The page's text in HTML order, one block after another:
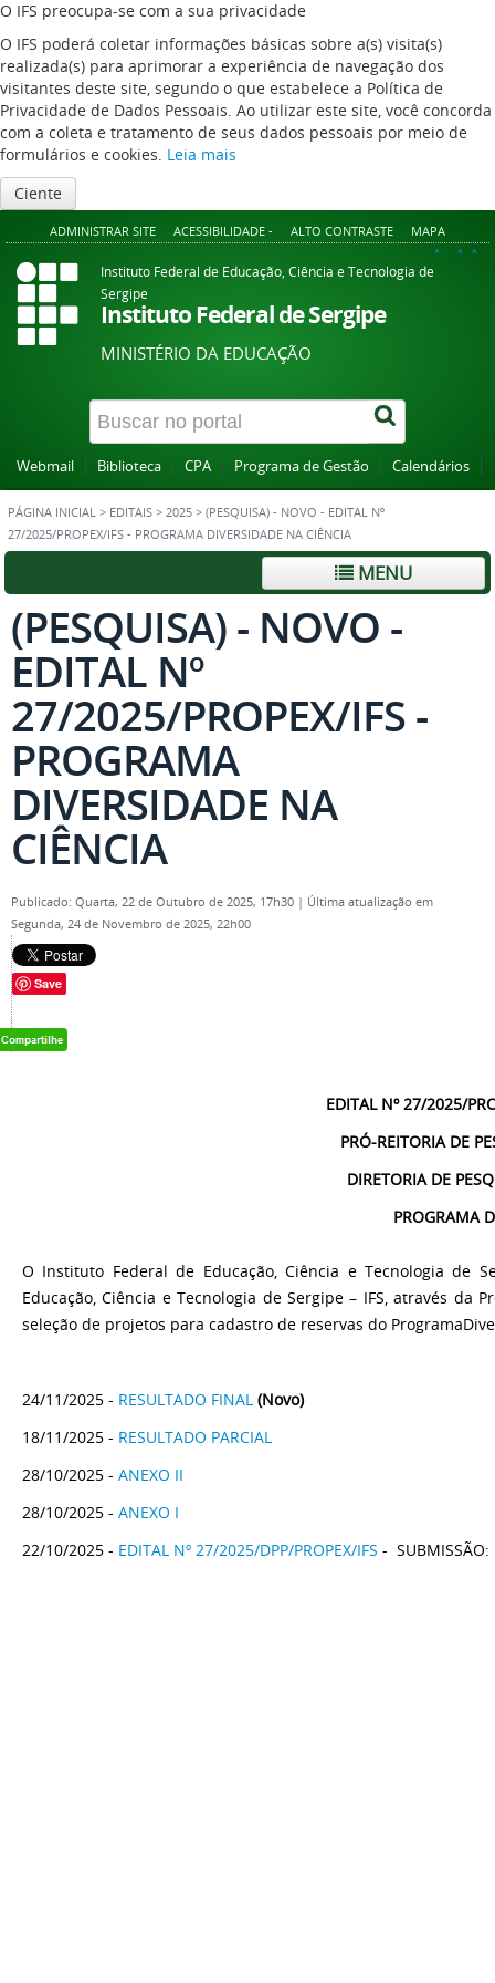
O IFS preocupa-se com a sua privacidade
O IFS poderá coletar informações básicas sobre a(s) visita(s)
realizada(s) para aprimorar a experiência de navegação dos
visitantes deste site, segundo o que estabelece a Política de
Privacidade de Dados Pessoais. Ao utilizar este site, você concorda
com a coleta e tratamento de seus dados pessoais por meio de
formulários e cookies. Leia mais
Ciente
ADMINISTRAR SITE ACESSIBILIDADE - ALTO CONTRASTE MAPA
A+ A A-
Instituto Federal de Educação, Ciência e Tecnologia de
Sergipe
Instituto Federal de Sergipe
MINISTÉRIO DA EDUCAÇÃO
Webmail Biblioteca CPA Programa de Gestão Calendários
PÁGINA INICIAL > EDITAIS > 2025 > (PESQUISA) - NOVO - EDITAL Nº
27/2025/PROPEX/IFS - PROGRAMA DIVERSIDADE NA CIÊNCIA
MENU
(PESQUISA) - NOVO -
EDITAL Nº
27/2025/PROPEX/IFS -
PROGRAMA
DIVERSIDADE NA
CIÊNCIA
Publicado: Quarta, 22 de Outubro de 2025, 17h30 | Última atualização em
Segunda, 24 de Novembro de 2025, 22h00
Save
EDITAL Nº 27/2025/
PRÓ-REITORIA DE
DIRETORIA DE
PROGRAMA
O Instituto Federal de Educação, Ciência e Tecnologia de
Educação, Ciência e Tecnologia de Sergipe – IFS, através da
seleção de projetos para cadastro de reservas do
24/11/2025 - RESULTADO FINAL (Novo)
18/11/2025 - RESULTADO PARCIAL
28/10/2025 - ANEXO II
28/10/2025 - ANEXO I
22/10/2025 - EDITAL Nº 27/2025/DPP/PROPEX/IFS - SUBMISSÃO: